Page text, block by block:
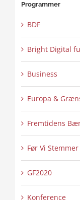
Programmer
BDF
Bright Digital
Business
Europa &
Fremtidens
Før Vi Stemmer
GF2020
Konference